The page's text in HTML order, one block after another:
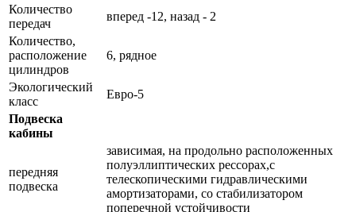
Количество
передач
вперед -12, назад - 2
Количество,
расположение
цилиндров
6, рядное
Экологический
класс
Евро-5
Подвеска
кабины
передняя
подвеска
зависимая, на продольно расположенных
полуэллиптических рессорах,с
телескопическими гидравлическими
амортизаторами, со стабилизатором
поперечной устойчивости